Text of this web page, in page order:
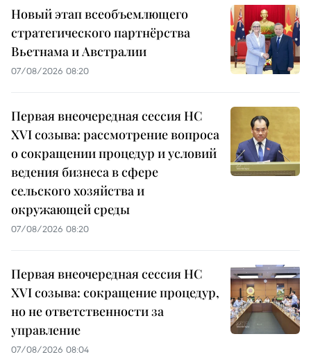
Новый этап всеобъемлющего
стратегического партнёрства
Вьетнама и Австралии
07/08/2026 08:20
Первая внеочередная сессия НС
XVI созыва: рассмотрение вопроса
о сокращении процедур и условий
ведения бизнеса в сфере
сельского хозяйства и
окружающей среды
07/08/2026 08:20
Первая внеочередная сессия НС
XVI созыва: сокращение процедур,
но не ответственности за
управление
07/08/2026 08:04